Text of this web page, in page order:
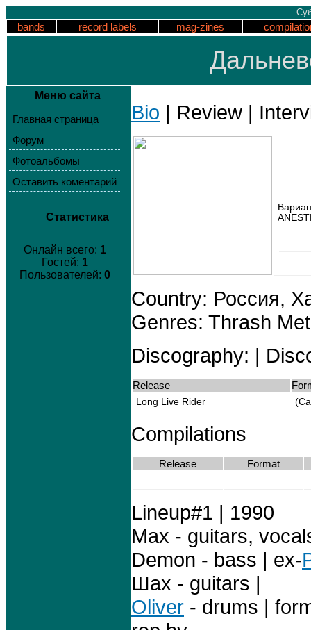
bands record labels mag-zines
Меню сайта
Главная страница
Форум
Фотоальбомы
Оставить коментарий
Статистика
Онлайн всего: 1
Гостей: 1
Пользователей: 0
Bio | Review |
Country: Россия,
Genres: Thrash
Discography: |
Release
Long Live Rider
Compilations
Release Format
Lineup#1 | 1990
Max - guitars,
Demon - bass | ex-
Шах - guitars |
Oliver - drums |